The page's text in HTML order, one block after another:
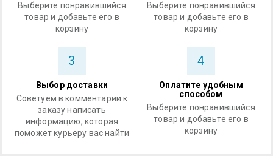
Выберите понравившийся
товар и добавьте его в
корзину
Выберите понравившийся
товар и добавьте его в
корзину
3
Выбор доставки
Советуем в комментарии к
заказу написать
информацию, которая
поможет курьеру вас найти
4
Оплатите удобным
способом
Выберите понравившийся
товар и добавьте его в
корзину